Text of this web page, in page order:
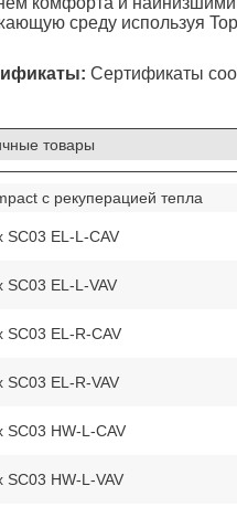
среду используя
Сертификаты
товары
с рекуперацией тепла
SC03 EL-L-CAV
SC03 EL-L-VAV
SC03 EL-R-CAV
SC03 EL-R-VAV
SC03 HW-L-CAV
SC03 HW-L-VAV